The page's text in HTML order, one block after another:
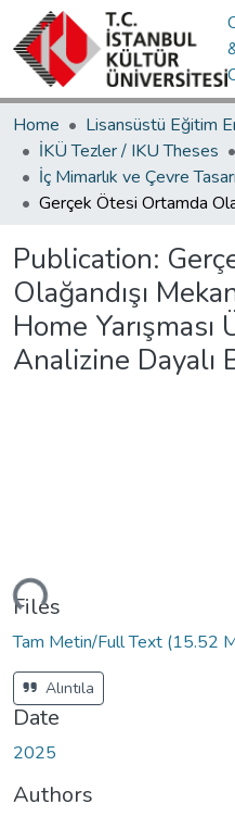
Home
İKÜ Tezler / IKU Theses
Publication:
Olağandışı
Home
Analizine Dayalı
Files
Tam Metin/Full Text (15.52
Alıntıla
Date
2025
Authors